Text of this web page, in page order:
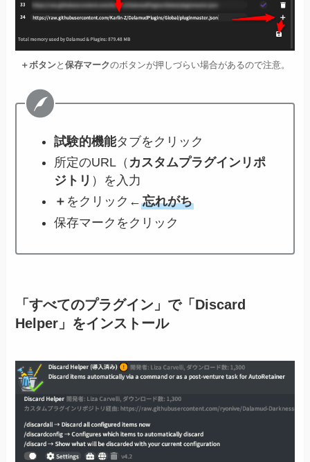
＋ボタンと 保存マークのボタンが押しづらい場合があるので注意。
試験的機能タブをクリック
所定のURL（ カスタムプラグインリポ
ジトリ ）を入力
＋ をクリック←忘れがち
保存マークをクリック
「すべてのプラグイン」で「Discard
Helper」をインストール